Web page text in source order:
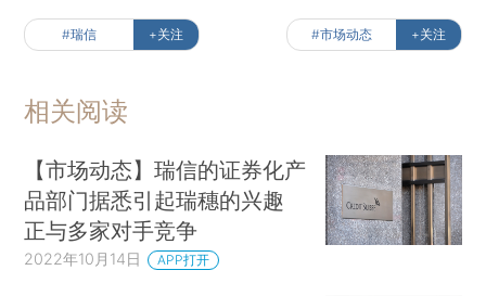
#瑞信 +关注 #市场动态 +关注
相关阅读
【市场动态】瑞信的证券化产
品部门据悉引起瑞穗的兴趣
正与多家对手竞争
2022年10月14日 APP打开